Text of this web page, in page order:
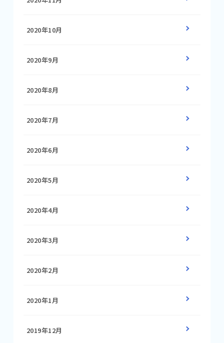
2020年10月
2020年9月
2020年8月
2020年7月
2020年6月
2020年5月
2020年4月
2020年3月
2020年2月
2020年1月
2019年12月